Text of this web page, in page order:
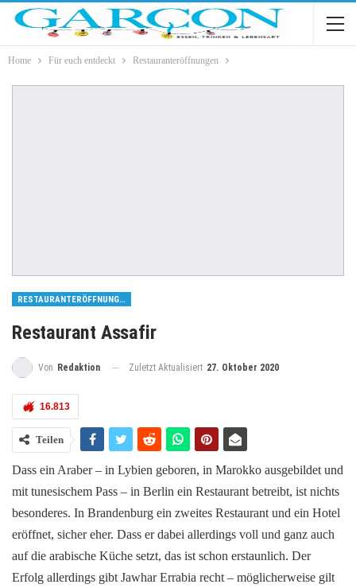
Home Für euch entdeckt Restauranteröffnungen
RESTAURANTERÖFFNUNGEN
Restaurant Assafir
Von Redaktion Zuletzt Aktualisiert 27. Oktober 2020
16.813
Teilen
Dass ein Araber – in Lybien geboren, in Marokko ausgebildet und
mit tunesischem Pass – in Berlin ein Restaurant betreibt, ist nichts
besonderes. In Brandenburg ein zweites Restaurant und ein Hotel
eröffnet, sicher eher. Dass er dabei allerdings voll und ganz auch
auf die arabische Küche setzt, das ist schon erstaunlich. Der
Erfolg allerdings gibt Jawhar Errabia recht – möglicherweise gilt